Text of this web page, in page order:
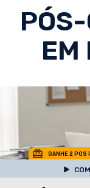
EM
GANHE 2 POS